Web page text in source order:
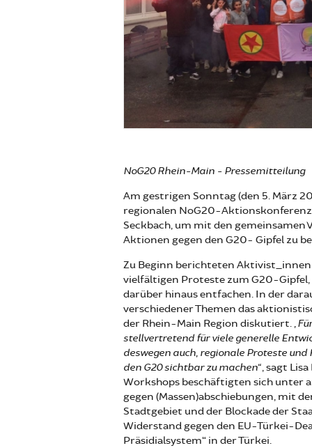
NoG20 Rhein-Main - Pressemitteilung
Am gestrigen Sonntag (den 5. März
regionalen NoG20-
Seckbach, um mit den
Aktionen gegen den G20- Gipfel zu
Zu Beginn berichteten
vielfältigen Proteste zum G20-Gipfel,
darüber hinaus entfachen. In der
verschiedener Themen das
der Rhein-Main Region diskutiert.
stellvertretend für viele generelle
deswegen auch, regionale Proteste
den G20 sichtbar zu machen“, sagt
Workshops beschäftigten sich unter
gegen (Massen)abschiebungen, mit
Stadtgebiet und der Blockade der
Widerstand gegen den EU-Türkei-
Präsidialsystem“ in der Türkei.